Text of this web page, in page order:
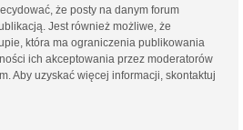
że posty na danym forum
Jest również możliwe, że
która ma ograniczenia publikowania
ich akceptowania przez moderatorów
Aby uzyskać więcej informacji, skontaktuj